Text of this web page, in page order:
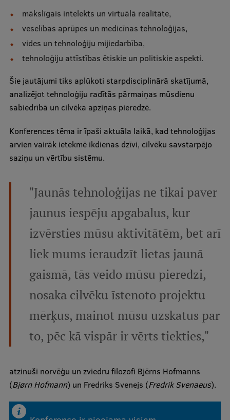
Reitingi
Virtuālā tūre
Ilgtspējīga attīstība
Dati par 2025. gadu
Suvenīri un grāmatas
Mūžizglītība
Ētikas un līdztiesības mācības
Atvērtā universitāte
Sagatavošanas kursi
Profesionālās pilnveides kursi
ESF kvalifikācijas celšanas kursi
Pedagoģiskās izaugsmes centrs
Kvalifikācijas atbilstības pārbaude
Zinātniskie institūti un laboratorijas
mākslīgais intelekts un virtuālā realitāte,
veselības aprūpes un medicīnas tehnoloģijas,
vides un tehnoloģiju mijiedarbība,
tehnoloģiju attīstības ētiskie un politiskie aspekti.
Šie jautājumi tiks aplūkoti starpdisciplinārā skatījumā,
analizējot tehnoloģiju radītās pārmaiņas mūsdienu
sabiedrībā un cilvēka apziņas pieredzē.
Konferences tēma ir īpaši aktuāla laikā, kad tehnoloģijas
arvien vairāk ietekmē ikdienas dzīvi, cilvēku savstarpējo
saziņu un vērtību sistēmu.
"Jaunās tehnoloģijas ne tikai paver
jaunus iespēju apgabalus, kur
izvērsties mūsu aktivitātēm, bet arī
liek mums ieraudzīt lietas jaunā
gaismā, tās veido mūsu pieredzi,
nosaka cilvēku īstenoto projektu
mērķus, mainot mūsu uzskatus par
to, pēc kā vispār ir vērts tiekties,"
atzinuši norvēģu un zviedru filozofi Bjērns Hofmanns
(Bjørn Hofmann) un Fredriks Svenejs (Fredrik Svenaeus).